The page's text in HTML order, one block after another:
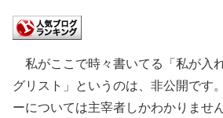
私がここで時々書いてる「私が入
グリスト」というのは、非公開です
ーについては主宰者しかわかりませ